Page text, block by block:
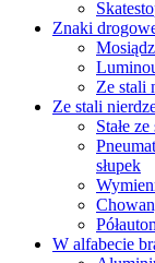
Znaki
Ze stali
Ze stali
Stałe
słupek
W alfabecie